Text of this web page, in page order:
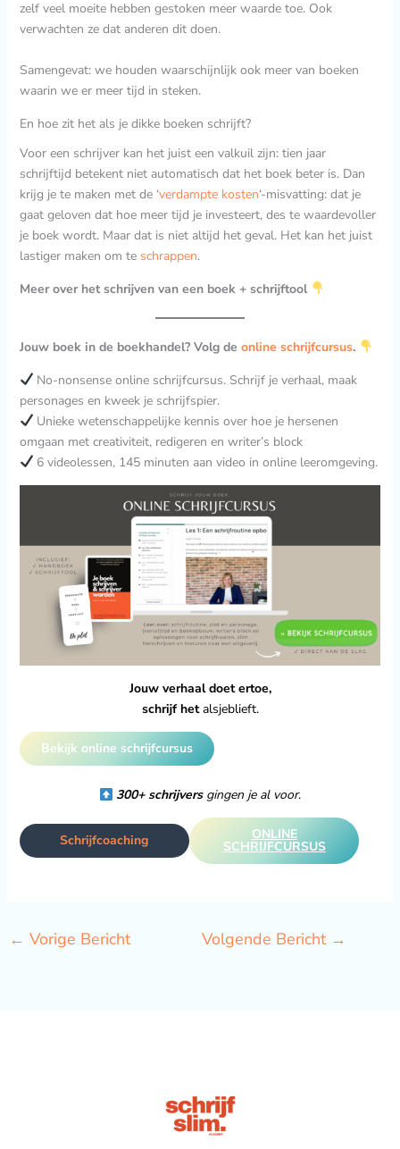
zelf veel moeite hebben gestoken meer waarde toe. Ook
verwachten ze dat anderen dit doen.
Samengevat: we houden waarschijnlijk ook meer van boeken
waarin we er meer tijd in steken.
En hoe zit het als je dikke boeken schrijft?
Voor een schrijver kan het juist een valkuil zijn: tien jaar
schrijftijd betekent niet automatisch dat het boek beter is. Dan
krijg je te maken met de ‘verdampte kosten‘-misvatting: dat je
gaat geloven dat hoe meer tijd je investeert, des te waardevoller
je boek wordt. Maar dat is niet altijd het geval. Het kan het juist
lastiger maken om te schrappen.
Meer over het schrijven van een boek + schrijftool
Jouw boek in de boekhandel? Volg de online schrijfcursus.
No-nonsense online schrijfcursus. Schrijf je verhaal, maak
personages en kweek je schrijfspier.
Unieke wetenschappelijke kennis over hoe je hersenen
omgaan met creativiteit, redigeren en writer’s block
6 videolessen, 145 minuten aan video in online leeromgeving.
Jouw verhaal doet ertoe,
schrijf hetalsjeblieft.
Bekijk online schrijfcursus
300+ schrijvers gingen je al voor.
Schrijfcoaching ONLINE
SCHRIJFCURSUS
← Vorige Bericht Volgende Bericht →